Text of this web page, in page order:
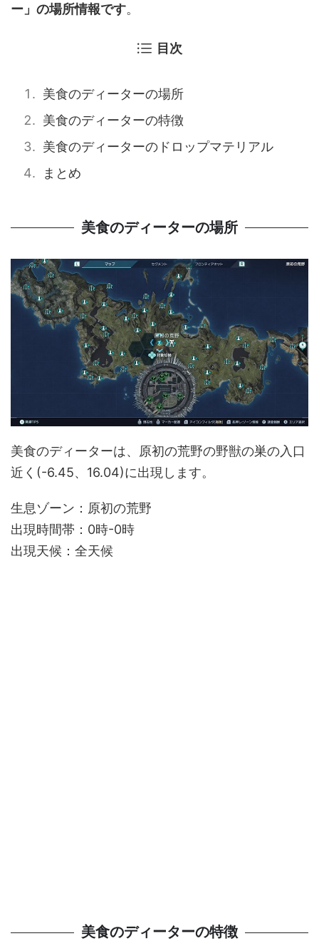
ー」の場所情報です。
目次
美食のディーターの場所
美食のディーターの特徴
美食のディーターのドロップマテリアル
まとめ
美食のディーターの場所
美食のディーターは、原初の荒野の野獣の巣の入口
近く(-6.45、16.04)に出現します。
生息ゾーン：原初の荒野
出現時間帯：0時-0時
出現天候：全天候
美食のディーターの特徴